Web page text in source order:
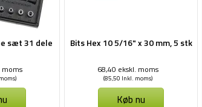
sæt 31 dele
moms
Bits Hex 10 5/16" x 30 mm, 5 stk
68,40 ekskl. moms
(85,50 Inkl. moms)
Køb nu